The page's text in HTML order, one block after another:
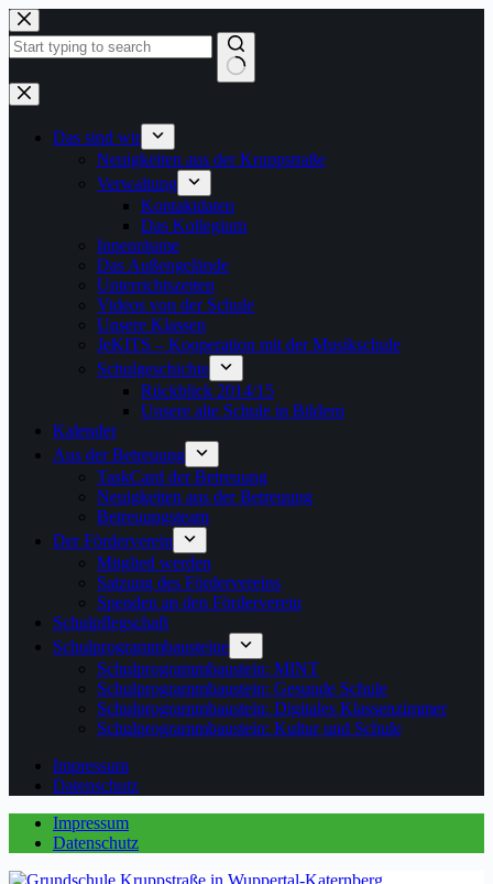
Zum
Inhalt
springen
Keine
Ergebnisse
Das sind wir
Neuigkeiten aus der Kruppstraße
Verwaltung
Kontaktdaten
Das Kollegium
Innenräume
Das Außengelände
Unterrichtszeiten
Videos von der Schule
Unsere Klassen
JeKITS – Kooperation mit der Musikschule
Schulgeschichte
Rückblick 2014/15
Unsere alte Schule in Bildern
Kalender
Aus der Betreuung
TaskCard der Betreuung
Neuigkeiten aus der Betreuung
Betreuungsteam
Der Förderverein
Mitglied werden
Satzung des Fördervereins
Spenden an den Förderverein
Schulpflegschaft
Schulprogrammbausteine
Schulprogrammbaustein: MINT
Schulprogrammbaustein: Gesunde Schule
Schulprogrammbaustein: Digitales Klassenzimmer
Schulprogrammbaustein: Kultur und Schule
Impressum
Datenschutz
Impressum
Datenschutz